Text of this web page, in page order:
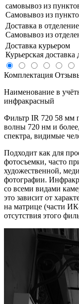
самовывоз из
Самовывоз из
Доставка в отделение
Самовывоз из
Доставка курьером
Курьерская доставка
Комплектация
Наименование в
инфракрасный
Фильтр IR 720 58 мм
волны 720 нм и
спектра, видимые
Подходит как для
фотосъемки, часто
художественной,
фотографии.
со всеми видами
это зависит от
на матрице (части
отсутствия этого